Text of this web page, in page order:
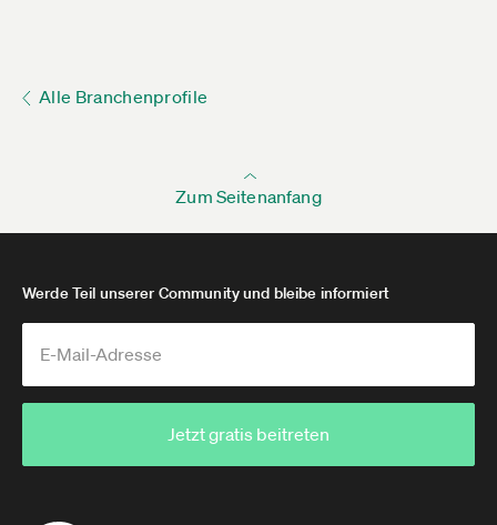
Alle Branchenprofile
Zum Seitenanfang
Werde Teil unserer Community und bleibe informiert
Jetzt gratis beitreten